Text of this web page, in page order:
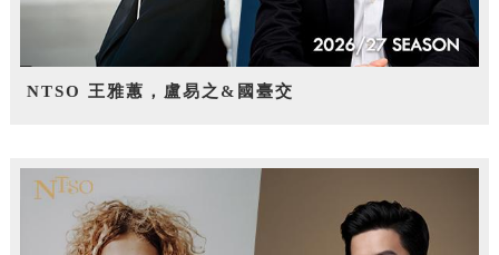
NTSO 王雅蕙，盧易之&國臺交